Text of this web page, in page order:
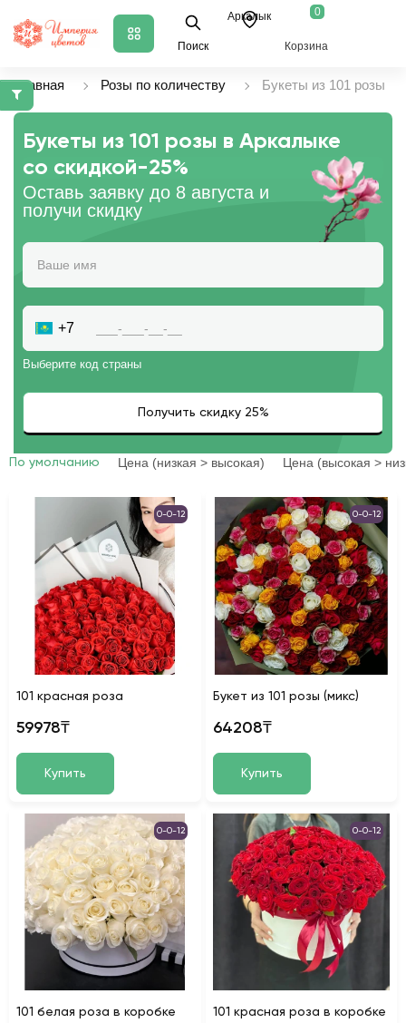
Поиск
Аркалык 0
Корзина
Главная Розы по количеству Букеты из 101 розы
Букеты из 101 розы в Аркалыке
со скидкой-25%
Оставь заявку до 8 августа и
получи скидку
+7
Выберите код страны
По умолчанию Цена (низкая > высокая) Цена (высокая >
0-0-12
101 красная роза
59978₸
Купить
0-0-12
Букет из 101 розы (микс)
64208₸
Купить
0-0-12
101 белая роза в коробке
0-0-12
101 красная роза в коробке